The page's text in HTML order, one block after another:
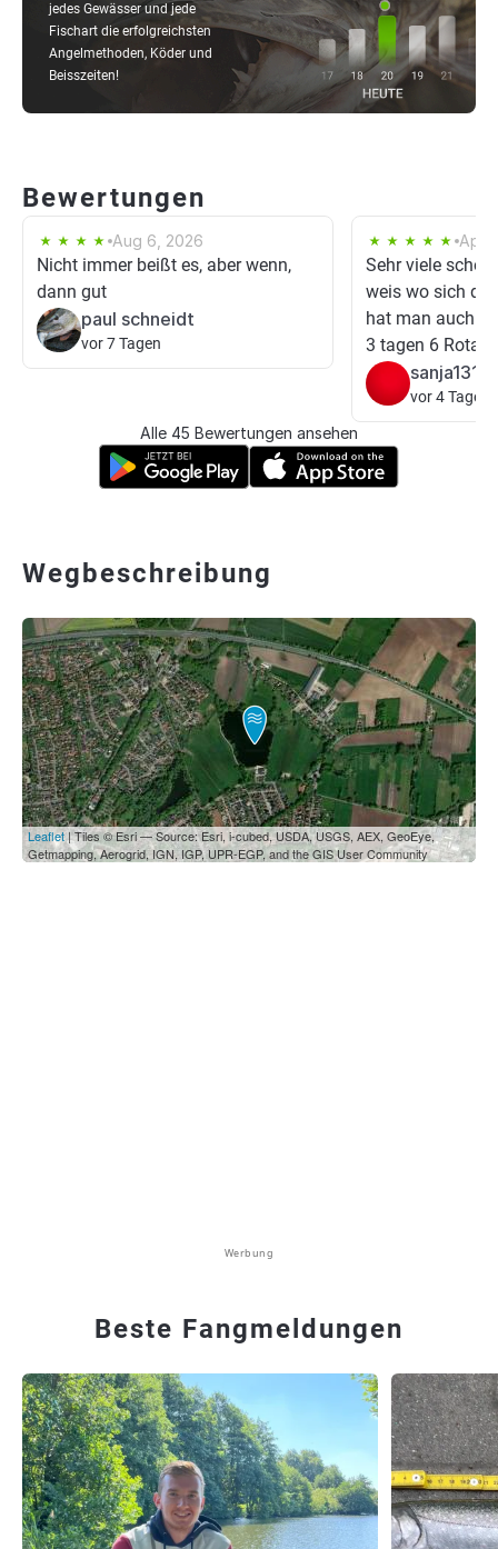
jedes Gewässer und jede
Fischart die erfolgreichsten
Angelmethoden, Köder und
Beisszeiten!
Bewertungen
Aug 6, 2026
Nicht immer beißt es, aber wenn,
dann gut
paul schneidt
vor 7 Tagen
Apr
Sehr viele
weis wo sich
hat man auch
3 tagen 6
sanja1312
vor 4 Tagen
Alle 45 Bewertungen ansehen
Wegbeschreibung
Leaflet| Tiles © Esri — Source: Esri, i-cubed, USDA, USGS, AEX, GeoEye,
Getmapping, Aerogrid, IGN, IGP, UPR-EGP, and the GIS User Community
Werbung
Beste Fangmeldungen